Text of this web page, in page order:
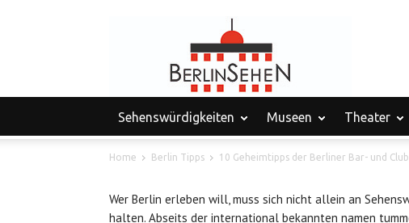
Sehenswürdigkeiten Museen Theater
Home Berlin Tipps 10 Geheimtipps der Berliner Bar- und
Wer Berlin erleben will, muss sich nicht allein an
halten. Abseits der international bekannten namen